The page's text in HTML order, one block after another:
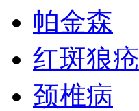
帕金森
红斑狼疮
颈椎病